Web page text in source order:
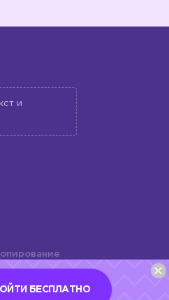
и
и
и
БЕСПЛАТНО